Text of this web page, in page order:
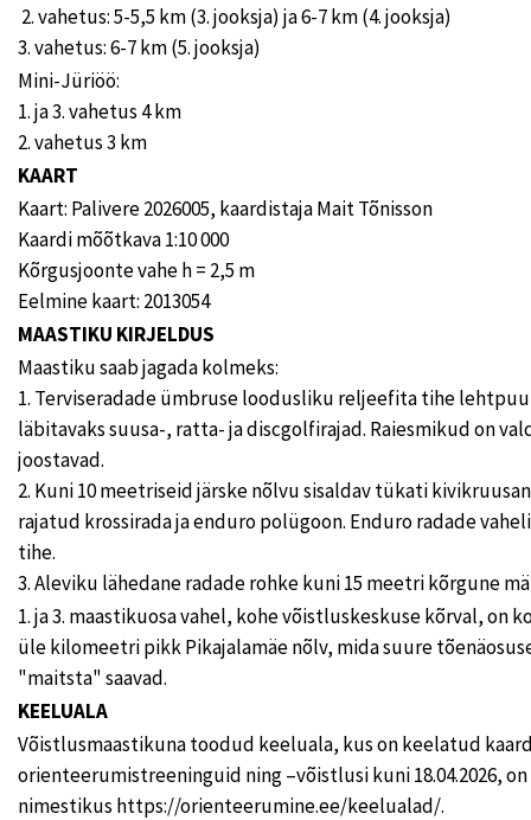
2. vahetus: 5-5,5 km (3. jooksja) ja 6-7 km (4. jooksja)
3. vahetus: 6-7 km (5. jooksja)
Mini-Jüriöö:
1. ja 3. vahetus 4 km
2. vahetus 3 km
KAART
Kaart: Palivere 2026005, kaardistaja Mait Tõnisson
Kaardi mõõtkava 1:10 000
Kõrgusjoonte vahe h = 2,5 m
Eelmine kaart: 2013054
MAASTIKU KIRJELDUS
Maastiku saab jagada kolmeks:
1. Terviseradade ümbruse loodusliku reljeefita tihe
läbitavaks suusa-, ratta- ja discgolfirajad. Raiesmikud on
joostavad.
2. Kuni 10 meetriseid järske nõlvu sisaldav tükati
rajatud krossirada ja enduro polügoon. Enduro radade
tihe.
3. Aleviku lähedane radade rohke kuni 15 meetri kõrgune
1. ja 3. maastikuosa vahel, kohe võistluskeskuse kõrval, on
üle kilomeetri pikk Pikajalamäe nõlv, mida suure
"maitsta" saavad.
KEELUALA
Võistlusmaastikuna toodud keeluala, kus on keelatud
orienteerumistreeninguid ning –võistlusi kuni 18.04.2026,
nimestikus https://orienteerumine.ee/keelualad/.